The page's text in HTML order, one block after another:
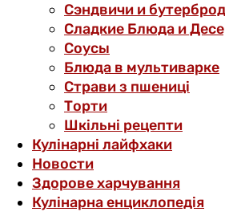
Сэндвичи и
Сладкие Блюда и
Соусы
Блюда в мультиварке
Страви з пшениці
Торти
Шкільні рецепти
Кулінарні лайфхаки
Новости
Здорове харчування
Кулінарна енциклопедія